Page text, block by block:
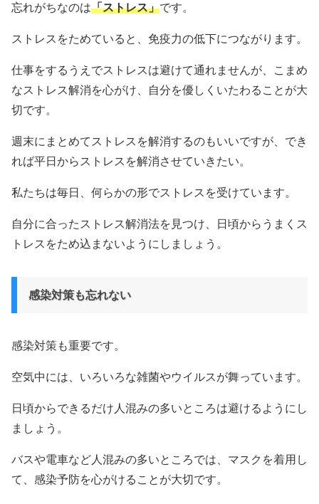
忘れがちなのは「ストレス」です。
ストレスをためていると、免疫力の低下につながります。
仕事をするうえでストレスは避けて通れませんが、こまめ
なストレス解消を心がけ、自分を優しくいたわることが大
切です。
週末にまとめてストレスを解消するのもいいですが、でき
れば平日からストレスを解消させていきたい。
私たちは毎日、何らかの形でストレスを受けています。
自分に合ったストレス解消法を見つけ、日頃からうまくス
トレスをため込まないようにしましょう。
感染対策も忘れない
感染対策も重要です。
空気中には、いろいろな雑菌やウイルスが舞っています。
日頃からできるだけ人混みの多いところは避けるようにし
ましょう。
バスや電車など人混みの多いところでは、マスクを着用し
て、感染予防を心がけることが大切です。